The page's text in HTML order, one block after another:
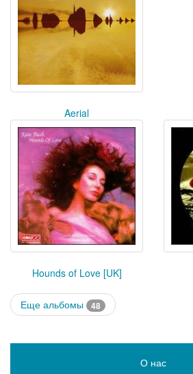
Aerial
Hounds of Love [UK]
Еще альбомы 48
О нас